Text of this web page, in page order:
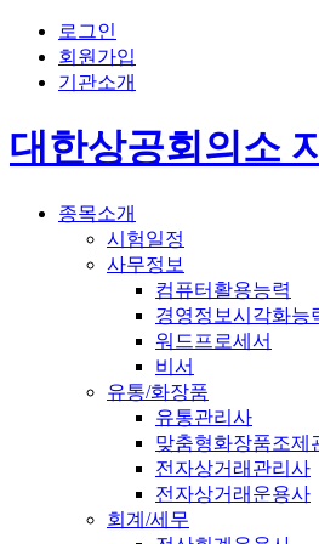
로그인
회원가입
기관소개
대한상공회의소
종목소개
시험일정
사무정보
컴퓨터활용능력
경영정보시각화능
워드프로세서
비서
유통/화장품
유통관리사
맞춤형화장품조제
전자상거래관리사
전자상거래운용사
회계/세무